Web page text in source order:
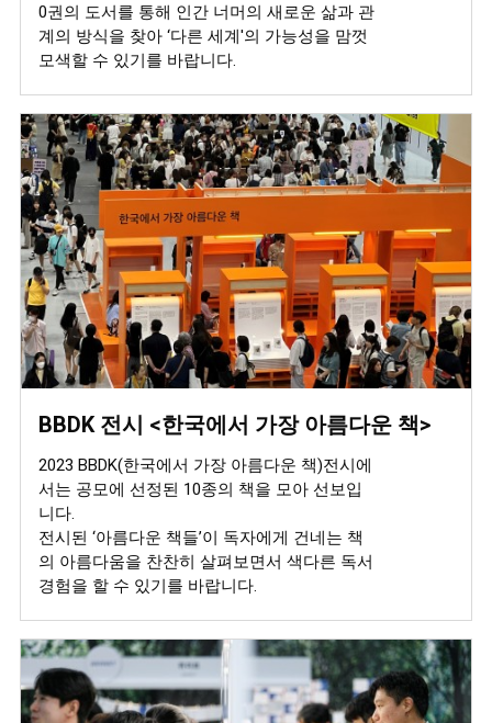
0권의 도서를 통해 인간 너머의 새로운 삶과 관
계의 방식을 찾아 ‘다른 세계'의 가능성을 맘껏
모색할 수 있기를 바랍니다.
BBDK 전시 <한국에서 가장 아름다운 책>
2023 BBDK(한국에서 가장 아름다운 책)전시에
서는 공모에 선정된 10종의 책을 모아 선보입
니다.
전시된 ‘아름다운 책들’이 독자에게 건네는 책
의 아름다움을 찬찬히 살펴보면서 색다른 독서
경험을 할 수 있기를 바랍니다.